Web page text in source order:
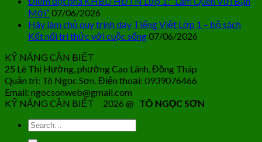
Mới”07/06/2026
Hãy làm chủ quy trình dạy Tiếng Việt Lớp 1 – bộ sách
Kết nối tri thức với cuộc sống07/06/2026
KỸ NĂNG CẦN BIẾT
25 Lê Thị Hường, phường Cao Lãnh, Đồng Tháp
Quản trị: Tô Ngọc Sơn. Điện thoại: 0939076466
Email: ngocsonweb@gmail.com
KỸ NĂNG CẦN BIẾT 2026 @ TÔ NGỌC SƠN